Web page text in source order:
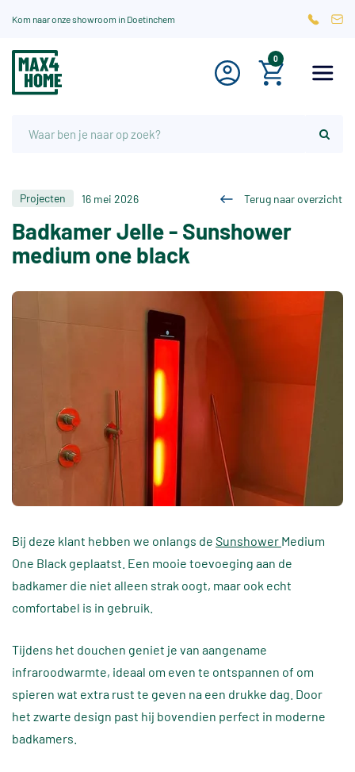
Kom naar onze showroom in Doetinchem
0
Projecten 16 mei 2026 Terug naar overzicht
Badkamer Jelle - Sunshower
medium one black
Bij deze klant hebben we onlangs de Sunshower Medium
One Black geplaatst. Een mooie toevoeging aan de
badkamer die niet alleen strak oogt, maar ook echt
comfortabel is in gebruik.
Tijdens het douchen geniet je van aangename
infraroodwarmte, ideaal om even te ontspannen of om
spieren wat extra rust te geven na een drukke dag. Door
het zwarte design past hij bovendien perfect in moderne
badkamers.